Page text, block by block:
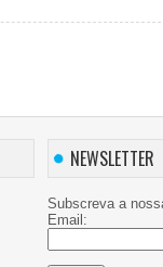
NEWSLETTER
Subscreva a
Email: